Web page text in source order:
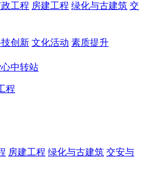
工程 房建工程 绿化与古建筑 交
创新 文化活动 素质提升
心中转站
程
房建工程 绿化与古建筑 交安与